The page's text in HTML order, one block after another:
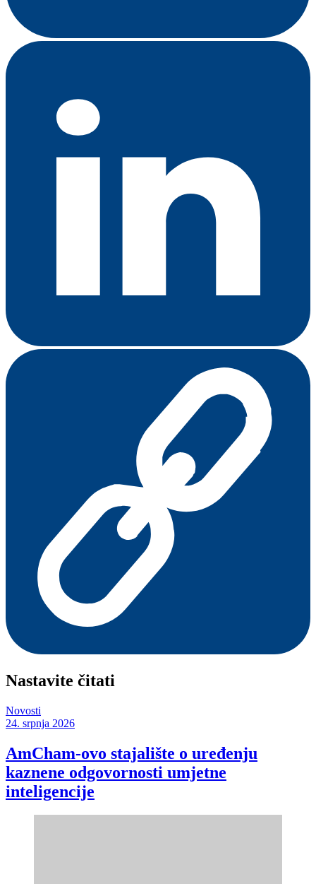
Nastavite čitati
Novosti
24. srpnja 2026
AmCham-ovo stajalište o uređenju
kaznene odgovornosti umjetne
inteligencije